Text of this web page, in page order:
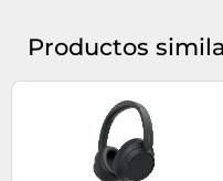
Productos